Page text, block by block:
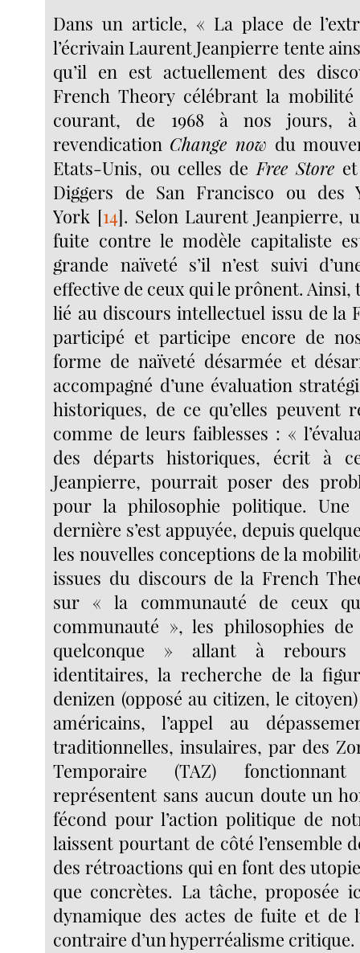
Dans un article, « La place de
l’écrivain Laurent Jeanpierre tente
qu’il en est actuellement des
French Theory célébrant la
courant, de 1968 à nos jours,
revendication Change now du
Etats-Unis, ou celles deFree Store
Diggers de San Francisco ou des
York [14]. Selon Laurent Jeanpierre,
fuite contre le modèle capitaliste
grande naïveté s’il n’est suivi
effective de ceux qui le prônent.
lié au discours intellectuel issu de la
participé et participe encore de
forme de naïveté désarmée et
accompagné d’une évaluation
historiques, de ce qu’elles peuvent
comme de leurs faiblesses : «
des départs historiques, écrit à
Jeanpierre, pourrait poser des
pour la philosophie politique.
dernière s’est appuyée, depuis
les nouvelles conceptions de la
issues du discours de la French
sur « la communauté de ceux
communauté », les philosophies
quelconque » allant à rebours
identitaires, la recherche de la
denizen (opposé au citizen, le
américains, l’appel au
traditionnelles, insulaires, par des
Temporaire (TAZ)
représentent sans aucun doute un
fécond pour l’action politique de
laissent pourtant de côté l’ensemble
des rétroactions qui en font des
que concrètes. La tâche, proposée
dynamique des actes de fuite et de
contraire d’un hyperréalisme critique.